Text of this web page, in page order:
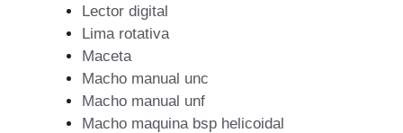
Lector digital
Lima rotativa
Maceta
Macho manual unc
Macho manual unf
Macho maquina bsp helicoidal